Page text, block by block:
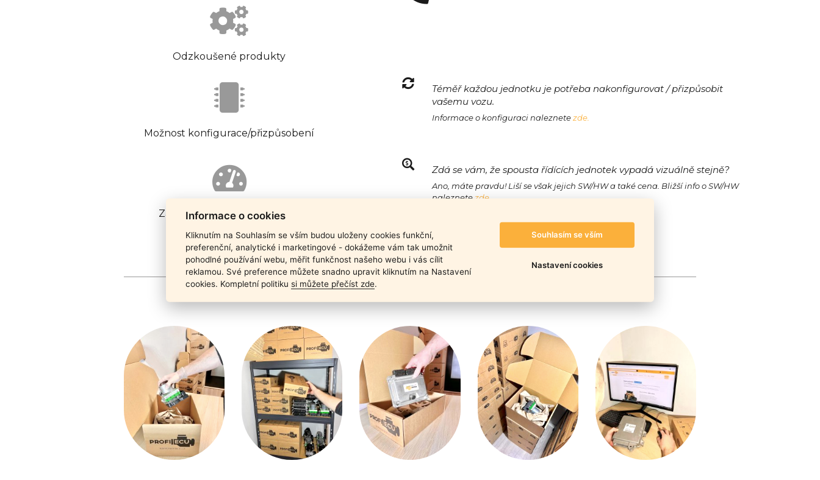
Odzkoušené produkty
Možnost konfigurace/přizpůsobení
Záruka funkčnosti produktu
Téměř každou jednotku je potřeba nakonfigurovat / přizpůsobit
vašemu vozu.
Informace o konfiguraci naleznetezde.
Zdá se vám, že spousta řídících jednotek vypadá vizuálně stejně?
Ano, máte pravdu! Liší se však jejich SW/HW a také cena. Bližší info o SW/HW
naleznete zde.
Informace o cookies
Kliknutím na Souhlasím se vším budou uloženy cookies funkční,
preferenční, analytické i marketingové - dokážeme vám tak umožnit
pohodlné používání webu, měřit funkčnost našeho webu i vás cílit
reklamou. Své preference můžete snadno upravit kliknutím na Nastavení
cookies. Kompletní politiku si můžete přečíst zde.
Souhlasím se vším
Nastavení cookies